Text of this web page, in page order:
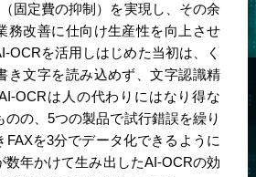
固定費の抑制）を実現し、その余
務改善に仕向け生産性を向上させ
OCRを活用しはじめた当初は、く
き文字を読み込めず、文字認識精
OCRは人の代わりにはなり得な
のの、5つの製品で試行錯誤を繰り
FAXを3分でデータ化できるように
数年かけて生み出したAI-OCRの効